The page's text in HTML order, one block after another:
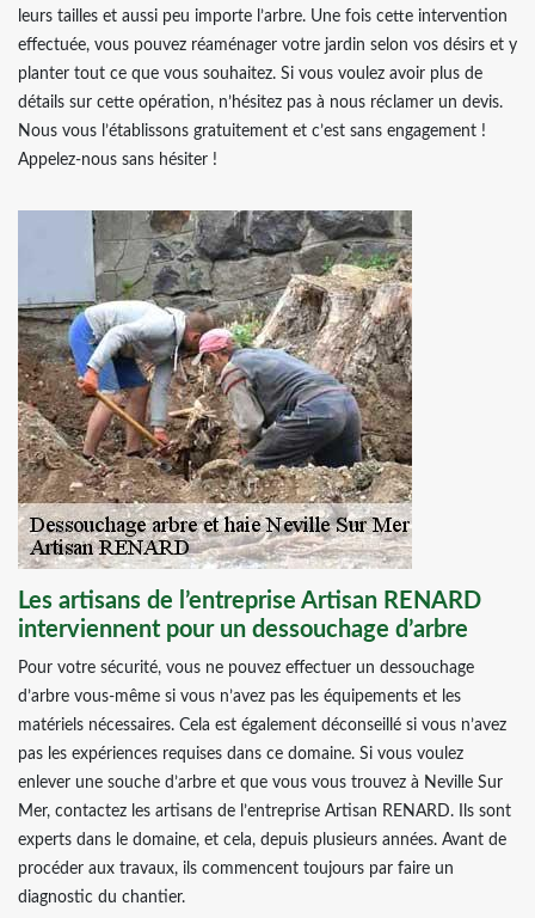
leurs tailles et aussi peu importe l’arbre. Une fois cette intervention
effectuée, vous pouvez réaménager votre jardin selon vos désirs et y
planter tout ce que vous souhaitez. Si vous voulez avoir plus de
détails sur cette opération, n’hésitez pas à nous réclamer un devis.
Nous vous l’établissons gratuitement et c’est sans engagement !
Appelez-nous sans hésiter !
Les artisans de l’entreprise Artisan RENARD
interviennent pour un dessouchage d’arbre
Pour votre sécurité, vous ne pouvez effectuer un dessouchage
d’arbre vous-même si vous n’avez pas les équipements et les
matériels nécessaires. Cela est également déconseillé si vous n’avez
pas les expériences requises dans ce domaine. Si vous voulez
enlever une souche d’arbre et que vous vous trouvez à Neville Sur
Mer, contactez les artisans de l’entreprise Artisan RENARD. Ils sont
experts dans le domaine, et cela, depuis plusieurs années. Avant de
procéder aux travaux, ils commencent toujours par faire un
diagnostic du chantier.